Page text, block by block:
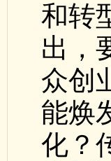
和转
出，
众创
能焕
化？